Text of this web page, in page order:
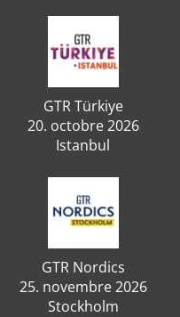
GTR Türkiye
20. octobre 2026
Istanbul
GTR Nordics
25. novembre 2026
Stockholm